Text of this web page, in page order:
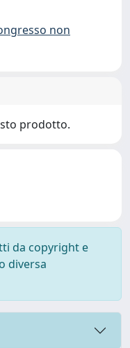
non
prodotto.
da copyright e
diversa